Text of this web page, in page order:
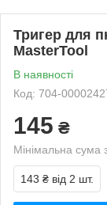
Тригер для
MasterTool
В наявності
Код: 704-
145 ₴
Мінімальна сума
143 ₴ від 2 шт.